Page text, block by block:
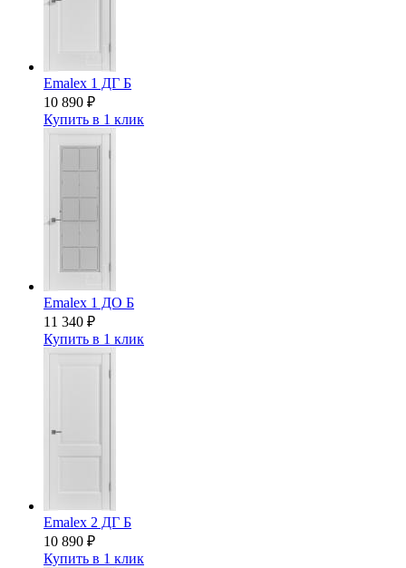
Emalex 1 ДГ Б
10 890 ₽
Купить в 1 клик
Emalex 1 ДО Б
11 340 ₽
Купить в 1 клик
Emalex 2 ДГ Б
10 890 ₽
Купить в 1 клик